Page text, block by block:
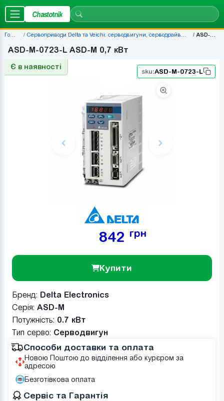
Chastotnik
Головна Сервоприводи Delta та Veichi: серводвигуни, серводрайвери, комплекти — ціни | Chastotnik.ua ASD-M-0723-L
ASD-M-0723-L ASD-M 0,7 кВт
Є в наявності
sku:ASD-M-0723-L
842 грн
Купити
Бренд: Delta Electronics
Серія: ASD-M
Потужність: 0.7 кВт
Тип серво: Серводвигун
Способи доставки та оплата
Новою Поштою до відділення або курєром за
адресою
Безготівкова оплата
Сервіс та Гарантія